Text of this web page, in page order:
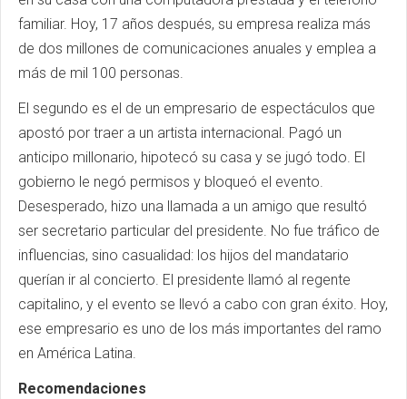
familiar. Hoy, 17 años después, su empresa realiza más
de dos millones de comunicaciones anuales y emplea a
más de mil 100 personas.
El segundo es el de un empresario de espectáculos que
apostó por traer a un artista internacional. Pagó un
anticipo millonario, hipotecó su casa y se jugó todo. El
gobierno le negó permisos y bloqueó el evento.
Desesperado, hizo una llamada a un amigo que resultó
ser secretario particular del presidente. No fue tráfico de
influencias, sino casualidad: los hijos del mandatario
querían ir al concierto. El presidente llamó al regente
capitalino, y el evento se llevó a cabo con gran éxito. Hoy,
ese empresario es uno de los más importantes del ramo
en América Latina.
Recomendaciones